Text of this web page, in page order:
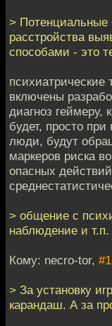
> Потенциальные
расстройства
способами - это
включены
диагноз геймеру,
будет, просто
люди, будут
маркеров риска
опасных
> общение с
наблюдение и
Кому: necro-tor,
> За установку
карандаш. А за